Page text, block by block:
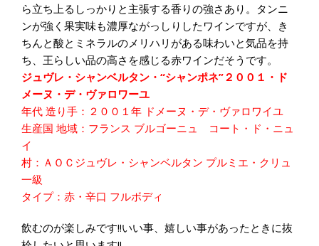
ら立ち上るしっかりと主張する香りの強さあり。タンニ
ンが強く果実味も濃厚ながっしりしたワインですが、き
ちんと酸とミネラルのメリハリがある味わいと気品を持
ち、王らしい品の高さを感じる赤ワインだそうです。
ジュヴレ・シャンベルタン・“シャンポネ”２００１・ド
メーヌ・デ・ヴァロワーユ
年代 造り手：２００１年 ドメーヌ・デ・ヴァロワイユ
生産国 地域：フランス ブルゴーニュ コート・ド・ニュ
イ
村：ＡＯＣジュヴレ・シャンベルタン プルミエ・クリュ
一級
タイプ：赤・辛口 フルボディ
飲むのが楽しみです!!いい事、嬉しい事があったときに抜